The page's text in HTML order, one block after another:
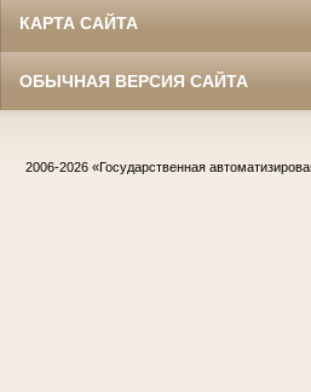
КАРТА САЙТА
ОБЫЧНАЯ ВЕРСИЯ САЙТА
2006-2026 «Государственная